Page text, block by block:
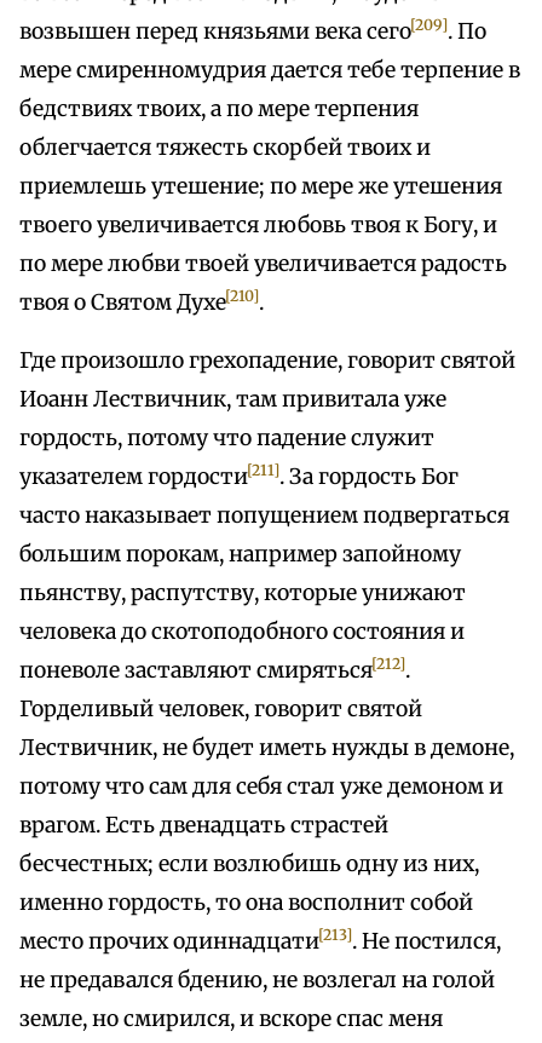
возвышен перед князьями века сего[209]. По
мере смиренномудрия дается тебе терпение в
бедствиях твоих, а по мере терпения
облегчается тяжесть скорбей твоих и
приемлешь утешение; по мере же утешения
твоего увеличивается любовь твоя к Богу, и
по мере любви твоей увеличивается радость
твоя о Святом Духе[210].
Где произошло грехопадение, говорит святой
Иоанн Лествичник, там привитала уже
гордость, потому что падение служит
указателем гордости[211]. За гордость Бог
часто наказывает попущением подвергаться
большим порокам, например запойному
пьянству, распутству, которые унижают
человека до скотоподобного состояния и
поневоле заставляют смиряться[212].
Горделивый человек, говорит святой
Лествичник, не будет иметь нужды в демоне,
потому что сам для себя стал уже демоном и
врагом. Есть двенадцать страстей
бесчестных; если возлюбишь одну из них,
именно гордость, то она восполнит собой
место прочих одиннадцати[213]. Не постился,
не предавался бдению, не возлегал на голой
земле, но смирился, и вскоре спас меня